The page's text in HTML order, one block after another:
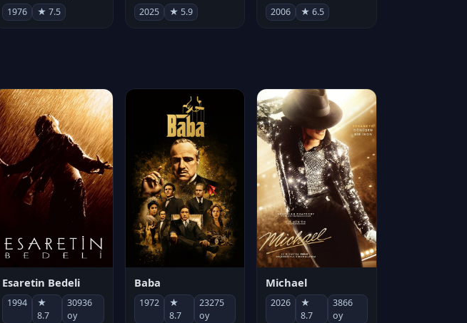
1976 ★ 7.5 2025 ★ 5.9 2006 ★ 6.5
Esaretin Bedeli
1994
★
8.7
30936
oy
Baba
1972
★
8.7
23275
oy
Michael
2026
★
8.7
3866
oy